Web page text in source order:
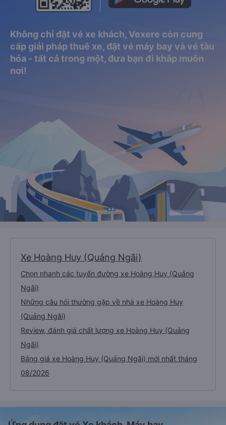
Không chỉ đặt vé xe khách, Vexere còn cung
cấp giải pháp thuê xe, đặt vé máy bay và vé tàu
hỏa - tất cả trong một, đưa bạn đi khắp muôn
nơi!
Xe Hoàng Huy (Quảng Ngãi)
Chọn nhanh các tuyến đường xe Hoàng Huy (Quảng
Ngãi)
Những câu hỏi thường gặp về nhà xe Hoàng Huy
(Quảng Ngãi)
Review, đánh giá chất lượng xe Hoàng Huy (Quảng
Ngãi)
Bảng giá xe Hoàng Huy (Quảng Ngãi) mới nhất tháng
08/2026